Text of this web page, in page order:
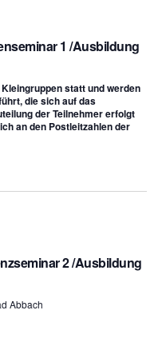
Ansichten,
1 /Ausbildung
statt und werden
die sich auf das
der Teilnehmer erfolgt
an den Postleitzahlen der
2 /Ausbildung
Abbach